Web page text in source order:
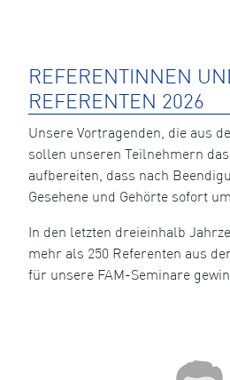
REFERENTINNEN
REFERENTEN 2026
Unsere Vortragenden, die aus
sollen unseren Teilnehmern
aufbereiten, dass nach
Gesehene und Gehörte sofort
In den letzten dreieinhalb
mehr als 250 Referenten aus
für unsere FAM-Seminare